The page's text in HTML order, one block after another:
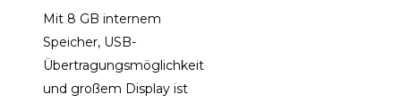
Mit 8 GB internem
Speicher, USB-
Übertragungsmöglichkeit
und großem Display ist